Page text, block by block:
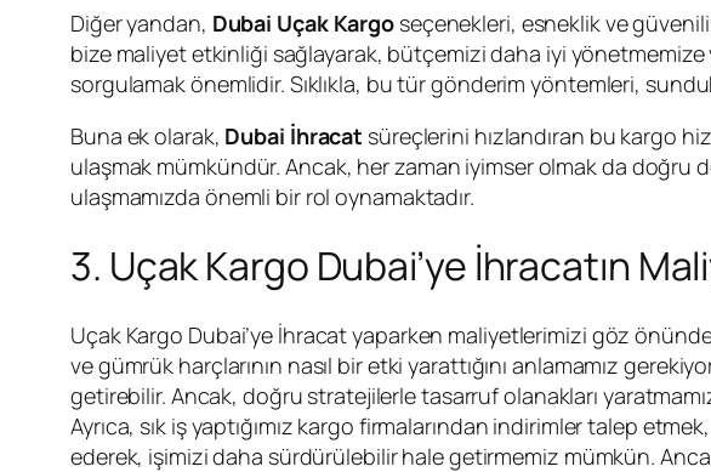
Diğer yandan, Dubai Uçak Kargo seçenekleri, esneklik ve
bize maliyet etkinliği sağlayarak, bütçemizi daha iyi
sorgulamak önemlidir. Sıklıkla, bu tür gönderim yöntemleri,
Buna ek olarak, Dubai İhracat süreçlerini hızlandıran bu kargo
ulaşmak mümkündür. Ancak, her zaman iyimser olmak da doğru
ulaşmamızda önemli bir rol oynamaktadır.
3. Uçak Kargo Dubai’ye İhracatın
Uçak Kargo Dubai’ye İhracat yaparken maliyetlerimizi göz
ve gümrük harçlarının nasıl bir etki yarattığını anlamamız
getirebilir. Ancak, doğru stratejilerle tasarruf olanakları
Ayrıca, sık iş yaptığımız kargo firmalarından indirimler talep
ederek, işimizi daha sürdürülebilir hale getirmemiz mümkün.